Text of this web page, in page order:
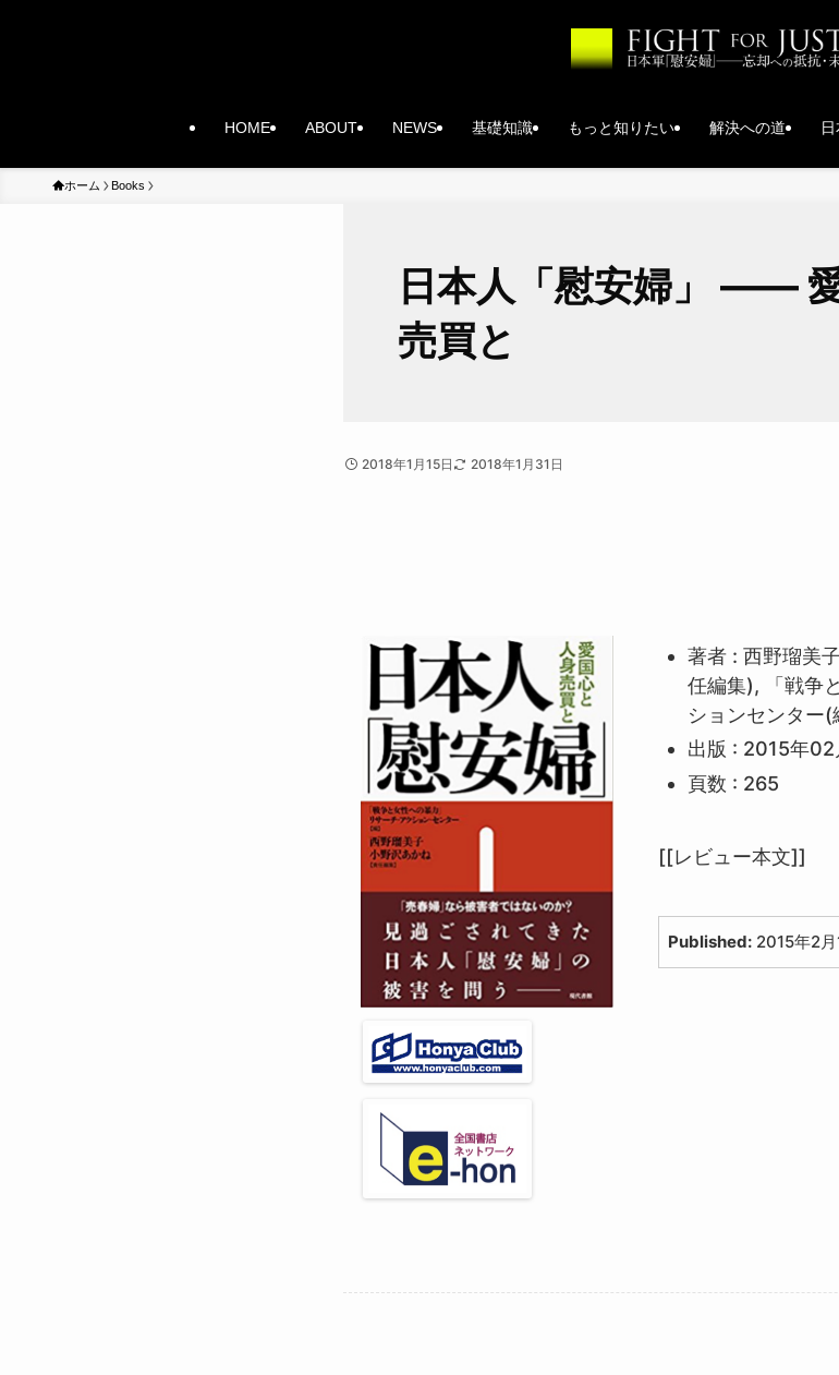
HOME ABOUT NEWS 基礎知識 もっと知りたい 解決への道
ホーム Books
日本人「慰安婦」 ――
売買と
2018年1月15日 2018年1月31日
著者 : 西野瑠美
任編集), 「戦争
ションセンター(
出版 : 2015年02
頁数 : 265
[[レビュー本文]]
Published: 2015年2月